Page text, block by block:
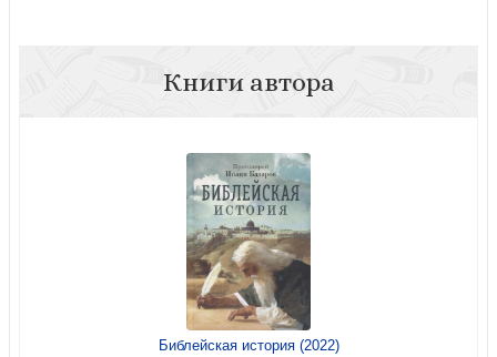
Книги автора
Библейская история (2022)